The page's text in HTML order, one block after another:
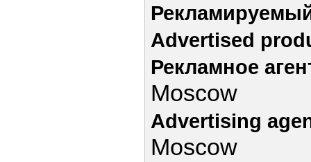
Advertised
Рекламное
Moscow
Advertising
Moscow